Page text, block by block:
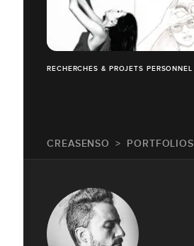
RECHERCHES & PROJETS PERSONNEL
CREASENSO PORTFOLIOS